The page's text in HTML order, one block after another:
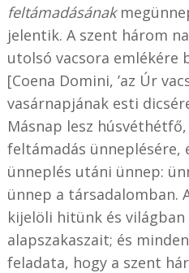
feltámadásának
jelentik. A szent három
utolsó vacsora
[Coena Domini, ’az Úr
vasárnapjának esti
Másnap lesz
feltámadás ünneplésére,
ünneplés utáni ünnep:
ünnep a társadalomban.
kijelöli hitünk és
alapszakaszait; és
feladata, hogy a szent